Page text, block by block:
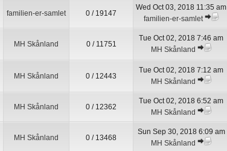
familien-er-samlet 0 / 19147
Wed Oct 03, 2018 11:35 am
familien-er-samlet
MH Skånland 0 / 11751
Tue Oct 02, 2018 7:46 am
MH Skånland
MH Skånland 0 / 12443
Tue Oct 02, 2018 7:12 am
MH Skånland
MH Skånland 0 / 12362
Tue Oct 02, 2018 6:52 am
MH Skånland
MH Skånland 0 / 13468
Sun Sep 30, 2018 6:09 am
MH Skånland